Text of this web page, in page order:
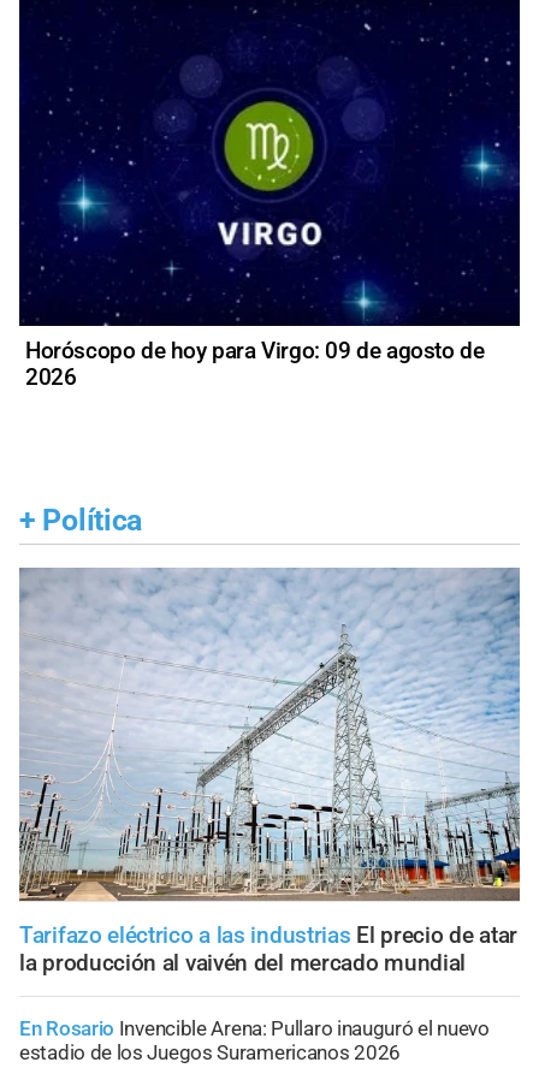
Horóscopo de hoy para Virgo: 09 de agosto de
2026
+ Política
Tarifazo eléctrico a las industrias El precio de atar
la producción al vaivén del mercado mundial
En Rosario Invencible Arena: Pullaro inauguró el nuevo
estadio de los Juegos Suramericanos 2026